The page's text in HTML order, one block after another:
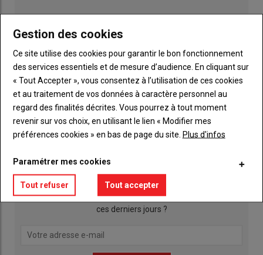
INSCRIPTION NEWSLETTER
Qu’est ce qui a agité les actualités agricoles de la Mayenne
ces derniers jours ?
Gestion des cookies
Ce site utilise des cookies pour garantir le bon fonctionnement
des services essentiels et de mesure d’audience. En cliquant sur
« Tout Accepter », vous consentez à l’utilisation de ces cookies
et au traitement de vos données à caractère personnel au
regard des finalités décrites. Vous pourrez à tout moment
revenir sur vos choix, en utilisant le lien « Modifier mes
préférences cookies » en bas de page du site. Plus d'infos
Paramétrer mes cookies
Tout refuser Tout accepter